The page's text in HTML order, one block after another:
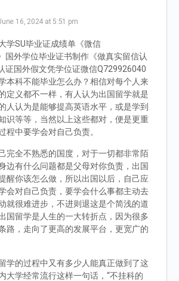
16, 2024 at 5:51 pm
学SU毕业证成绩单《微信
国外学位毕业证书制作《做真实留信认
证国外假文凭学位证微信Q729926040
本科不能毕业怎么办？相信对每个人来
定义都不一样，有人认为出国留学就是
人认为是能够提高英语水平，或是学到
识等等，当然以上这些都对，便是更重
程中要学会对自己负责。
完全不熟悉的国度，对于一切都非常陌
边有什么问题都是父母对你负责，出国
醒你该怎么做，所以出国以后，自己应
会对自己负责，要学会什么事都主动去
就很难进步，不进则退这是个简浅的道
国留学是人生的一大转折点，因为很多
路，走向了更高的发展平台，更宽广的
学的过程中又有多少人能真正做到了这
大学经常流行这样一句话，“不挂科的